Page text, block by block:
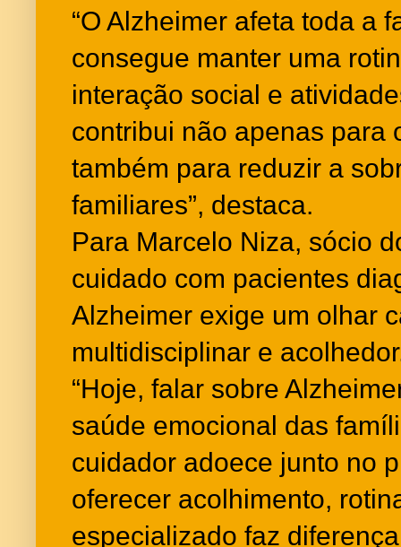
“O Alzheimer afeta toda a
consegue manter uma
interação social e
contribui não apenas para
também para reduzir a
familiares”, destaca.
Para Marcelo Niza, sócio
cuidado com pacientes
Alzheimer exige um olhar
multidisciplinar e
“Hoje, falar sobre
saúde emocional das
cuidador adoece junto no
oferecer acolhimento,
especializado faz